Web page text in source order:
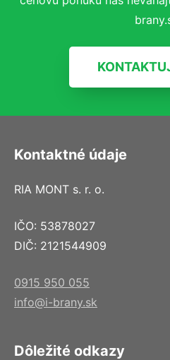
Kontaktné údaje
RIA MONT s. r. o.
IČO: 53878027
DIČ: 2121544909
0915 950 055
info@i-brany.sk
Dôležité odkazy